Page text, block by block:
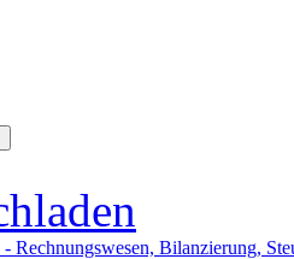
Rechnungswesen, Bilanzierung,